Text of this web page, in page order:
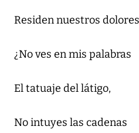
Residen nuestros
¿No ves en mis palabras
El tatuaje del látigo,
No intuyes las cadenas